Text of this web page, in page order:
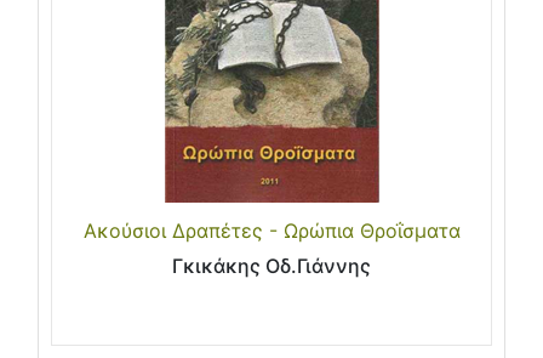
Ακούσιοι Δραπέτες - Ωρώπια Θροΐσματα
Γκικάκης Οδ.Γιάννης